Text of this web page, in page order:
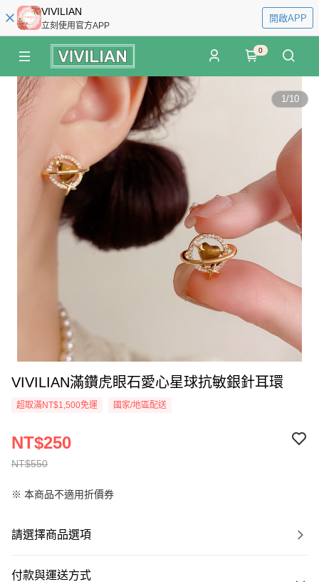
VIVILIAN
立刻使用官方APP
開啟APP
0
1/10
VIVILIAN滿鑽虎眼石愛心星球抗敏銀針耳環
超取滿NT$1,500免運 國家/地區配送
NT$550
NT$250
※ 本商品不適用折價券
請選擇商品選項
付款與運送方式